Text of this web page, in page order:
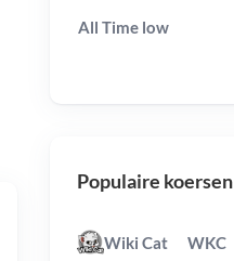
All Time low
Populaire koersen
Wiki Cat WKC